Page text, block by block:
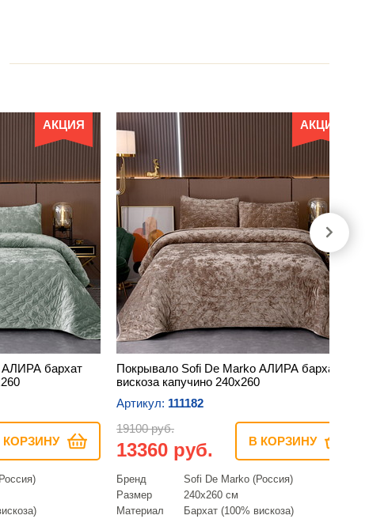
АКЦИЯ
АЛИРА бархат
КОРЗИНУ
АКЦИЯ
Покрывало Sofi De Marko АЛИРА бархат
вискоза капучино 240х260
Артикул: 111182
19100 руб.
13360 руб. В КОРЗИНУ
Бренд
Sofi De Marko (Россия)
Размер
240х260 см
Материал
Бархат (100% вискоза)